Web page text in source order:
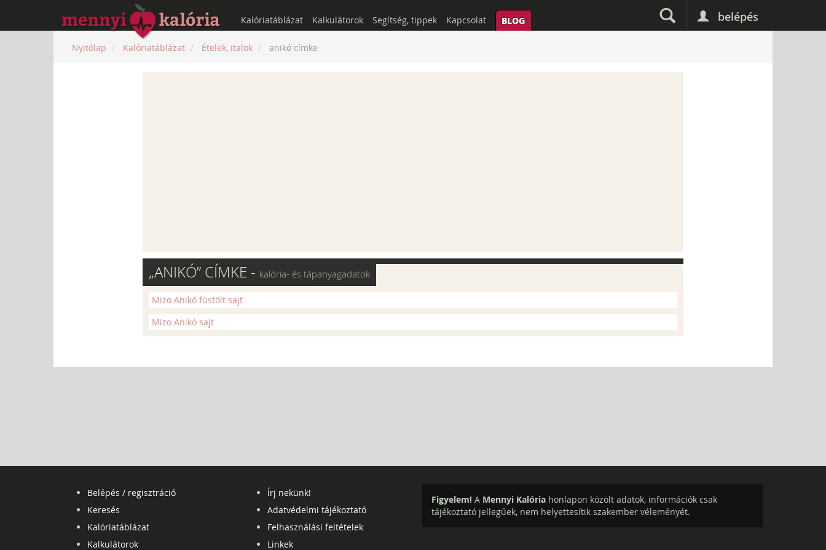
belépés
Kalóriatáblázat Kalkulátorok Segítség, tippek Kapcsolat BLOG
Nyitólap Kalóriatáblázat Ételek, italok anikó címke
„ANIKÓ” CÍMKE - kalória- és tápanyagadatok
Mizo Anikó füstölt sajt
Mizo Anikó sajt
Belépés / regisztráció
Keresés
Kalóriatáblázat
Kalkulátorok
Írj nekünk!
Adatvédelmi tájékoztató
Felhasználási feltételek
Linkek
Figyelem! A Mennyi Kalória honlapon közölt adatok, információk csak
tájékoztató jellegűek, nem helyettesítik szakember véleményét.